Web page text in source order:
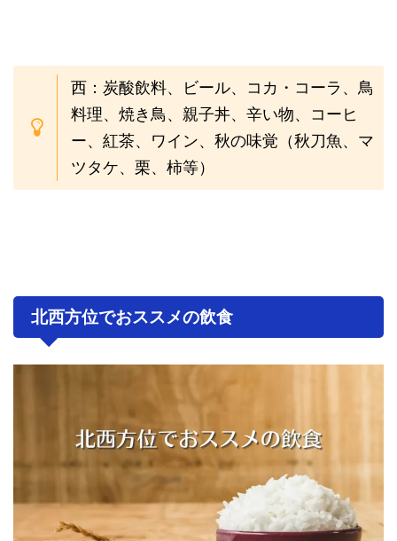
西：炭酸飲料、ビール、コカ・コーラ、鳥
料理、焼き鳥、親子丼、辛い物、コーヒ
ー、紅茶、ワイン、秋の味覚（秋刀魚、マ
ツタケ、栗、柿等）
北西方位でおススメの飲食